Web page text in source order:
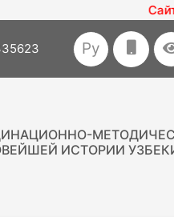
Сайт
Ру
ИСТОРИИ